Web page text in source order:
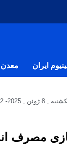
ایران معدن
, 8 ژوئن , 2025 -
مصرف